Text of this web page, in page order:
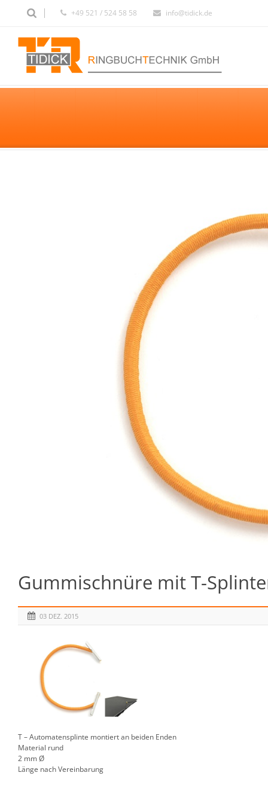
+49 521 / 524 58 58 info@tidick.de
Gummischnüre mit T-
03 DEZ. 2015
T – Automatensplinte montiert an beiden Enden
Material rund
2 mm Ø
Länge nach Vereinbarung